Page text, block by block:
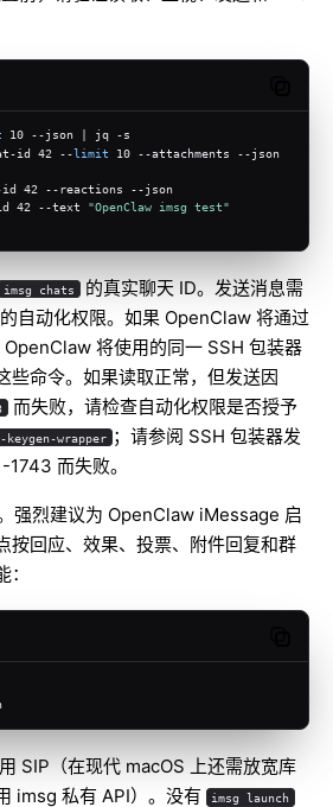
10 --json | jq -s
id 42 --limit 10 --attachments --json
id 42 --reactions --json
42 --text
"OpenClaw imsg test"
imsg chats 的真实聊天 ID。发送消息需
自动化权限。如果 OpenClaw 将通过
将使用的同一 SSH 包装器
些命令。如果读取正常，但发送因
而失败，请检查自动化权限是否授予
wrapper ；请参阅 SSH 包装器发
1743 而失败。
强烈建议为 OpenClaw iMessage 启
按回应、效果、投票、附件回复和群
SIP（在现代 macOS 上还需放宽库
imsg 私有 API）。没有 imsg launch